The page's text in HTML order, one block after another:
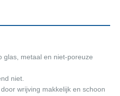
glas, metaal en niet-poreuze
niet.
wrijving makkelijk en schoon